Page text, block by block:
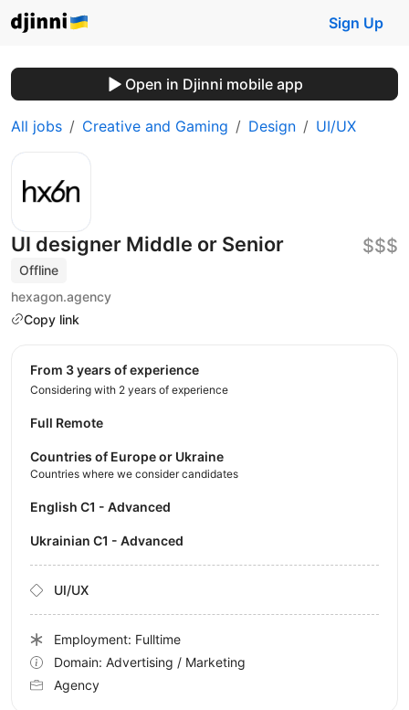
Sign Up
Open in Djinni mobile app
All jobs Creative and Gaming Design UI/UX
UI designer Middle or Senior
Offline
hexagon.agency
Copy link
$$$
from 3 years of experience
Considering with 2 years of experience
Full Remote
Countries of Europe or Ukraine
Countries where we consider candidates
English C1 - Advanced
Ukrainian C1 - Advanced
UI/UX
Employment: Fulltime
Domain: Advertising / Marketing
Agency